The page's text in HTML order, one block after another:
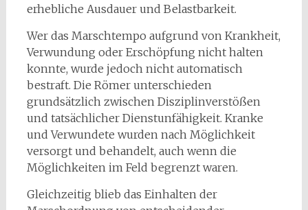
erhebliche Ausdauer und Belastbarkeit.
Wer das Marschtempo aufgrund von Krankheit,
Verwundung oder Erschöpfung nicht halten
konnte, wurde jedoch nicht automatisch
bestraft. Die Römer unterschieden
grundsätzlich zwischen Disziplinverstößen
und tatsächlicher Dienstunfähigkeit. Kranke
und Verwundete wurden nach Möglichkeit
versorgt und behandelt, auch wenn die
Möglichkeiten im Feld begrenzt waren.
Gleichzeitig blieb das Einhalten der